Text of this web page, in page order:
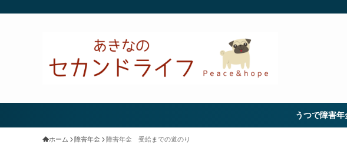
うつで障害
ホーム 障害年金 障害年金 受給までの道のり